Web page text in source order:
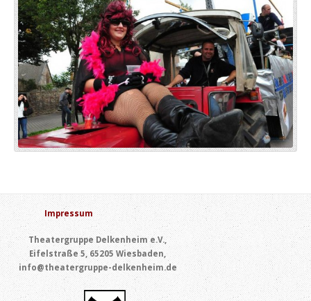
Impressum
Theatergruppe Delkenheim e.V.,
Eifelstraße 5, 65205 Wiesbaden,
info@theatergruppe-delkenheim.de